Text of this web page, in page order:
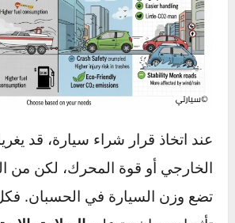
في النهاية، يمكن القول إن الوزن
التأثير: قد يكون وسيلة لحمايتك أو
بحسب طريقة تصميم السيارة
ننتقل إلى مقارنة مباشرة بين
مميزات وعيوب
مقابل الخفيفة